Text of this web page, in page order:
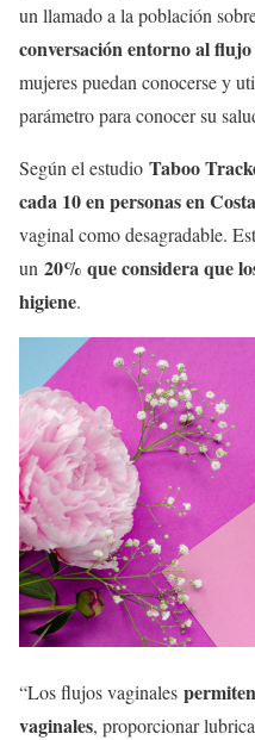
un llamado a la población
conversación entorno al
mujeres puedan conocerse y
parámetro para conocer su
Según el estudio Taboo
cada 10 en personas en
vaginal como desagradable.
un 20% que considera que
higiene.
“Los flujos vaginales
vaginales, proporcionar